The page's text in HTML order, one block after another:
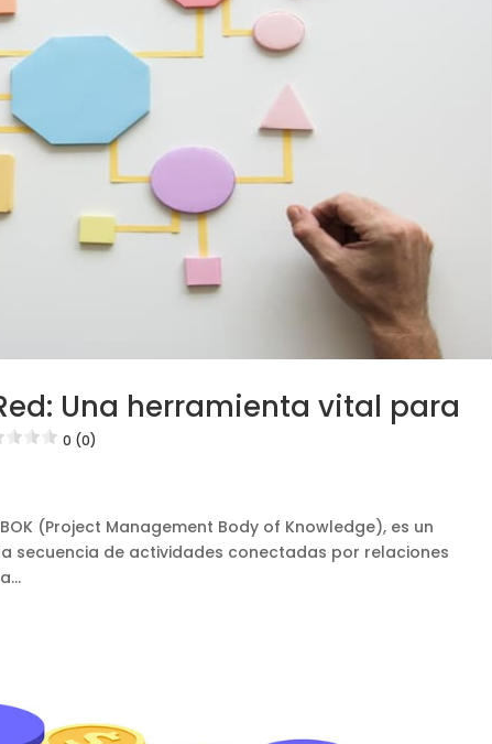
Una herramienta vital para
0 (0)
(Project Management Body of Knowledge), es un
secuencia de actividades conectadas por relaciones